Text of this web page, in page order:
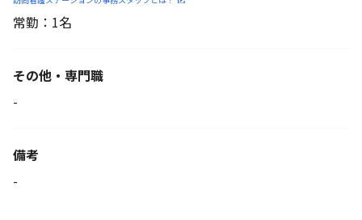
常勤：1名
その他・専門職
-
備考
-